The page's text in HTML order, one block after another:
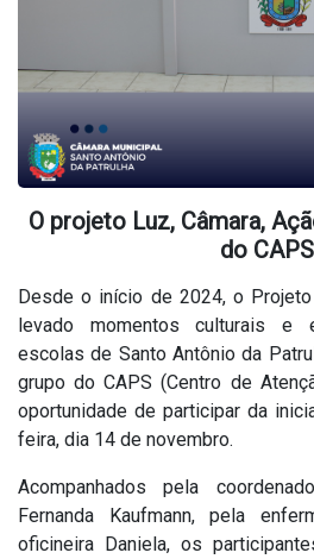
O projeto Luz, Câmara,
do CAPS
Desde o início de 2024, o Projeto
levado momentos culturais e
escolas de Santo Antônio da
grupo do CAPS (Centro de
oportunidade de participar da
feira, dia 14 de novembro.
Acompanhados pela
Fernanda Kaufmann, pela
oficineira Daniela, os